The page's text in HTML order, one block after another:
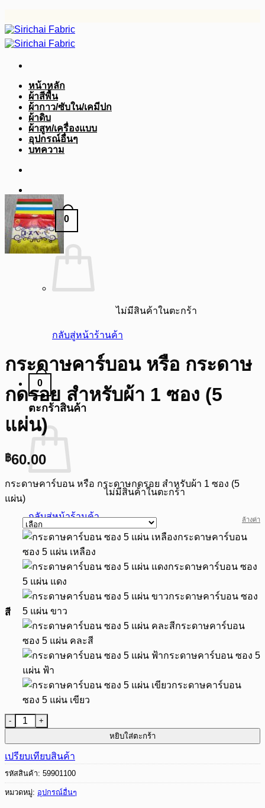
ไป
ยัง
หน้าหลัก
ผ้าสีพื้น
ผ้ากาว/ซับใน/เคมีปก
ผ้าดิบ
ผ้าสูท/เครื่องแบบ
อุปกรณ์อื่นๆ
บทความ
฿0.00 0
ไม่มีสินค้าในตะกร้า
กลับสู่หน้าร้านค้า
0
ตะกร้าสินค้า
ไม่มีสินค้าในตะกร้า
กลับสู่หน้าร้านค้า
กระดาษคาร์บอน หรือ กระดาษ
กดรอย สำหรับผ้า 1 ซอง (5
แผ่น)
฿60.00
กระดาษคาร์บอน หรือ กระดาษกดรอย สำหรับผ้า 1 ซอง (5
แผ่น)
สี
กระดาษคาร์บอน
ซอง 5 แผ่น เหลือง
กระดาษคาร์บอน ซอง
5 แผ่น แดง
กระดาษคาร์บอน ซอง
5 แผ่น ขาว
กระดาษคาร์บอน
ซอง 5 แผ่น คละสี
กระดาษคาร์บอน ซอง 5
แผ่น ฟ้า
กระดาษคาร์บอน
ซอง 5 แผ่น เขียว
ล้างค่า
จำนวน กระดาษคาร์บอน หรือ กระดาษกดรอย สำหรับผ้า 1 ซอง
หยิบใส่ตะกร้า
เปรียบเทียบสินค้า
รหัสสินค้า: 59901100
หมวดหมู่: อุปกรณ์อื่นๆ